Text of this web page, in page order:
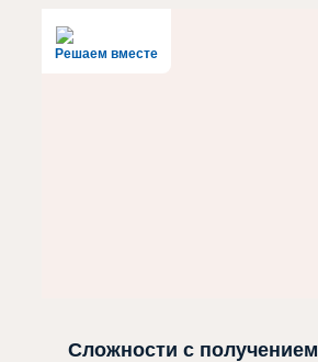
Решаем вместе
Сложности с получением